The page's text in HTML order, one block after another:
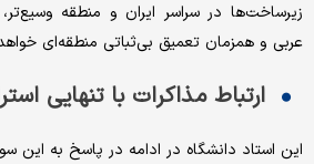
زیرساخت‌ها در سراسر ایران و منطقه
عربی و همزمان تعمیق بی‌ثباتی منطقه‌ای
ارتباط مذاکرات با تنهایی
این استاد دانشگاه در ادامه در پاسخ به این